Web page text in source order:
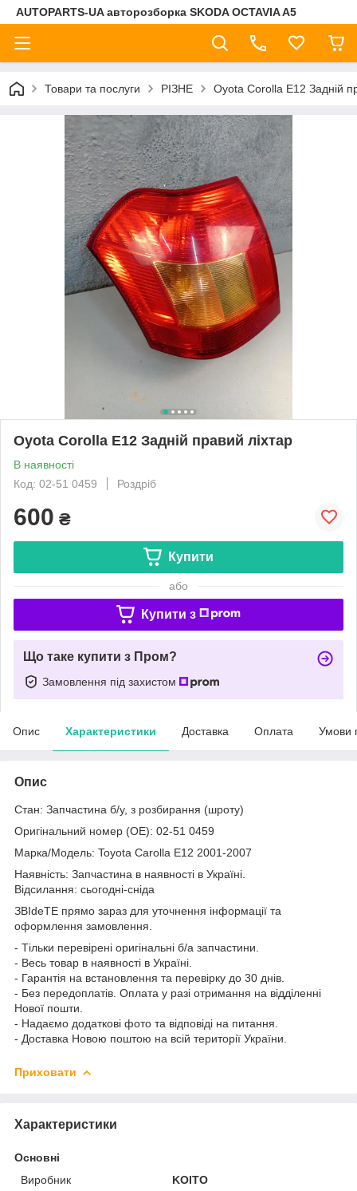
AUTOPARTS-UA авторозборка SKODA OCTAVIA A5
Товари та послуги РІЗНЕ Oyota Corolla E12 Задній
Oyota Corolla E12 Задній правий ліхтар
В наявності
Код: 02-51 0459
Роздріб
600 ₴
Купити
або
Купити з
Що таке купити з Пром?
Замовлення під захистом
Опис Характеристики Доставка Оплата Умови
Опис
Стан: Запчастина б/у, з розбирання (шроту)
Оригінальний номер (ОЕ): 02-51 0459
Марка/Модель: Toyota Carolla E12 2001-2007
Наявність: Запчастина в наявності в Україні.
Відсилання: сьогодні-сніда
ЗВІdeТЕ прямо зараз для уточнення інформації та
оформлення замовлення.
- Тільки перевірені оригінальні б/а запчастини.
- Весь товар в наявності в Україні.
- Гарантія на встановлення та перевірку до 30 днів.
- Без передоплатів. Оплата у разі отримання на відділенні
Нової пошти.
- Надаємо додаткові фото та відповіді на питання.
- Доставка Новою поштою на всій території України.
Приховати
Характеристики
Основні
Виробник
KOITO